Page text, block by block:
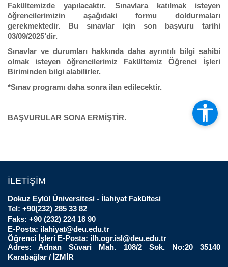
Fakültemizde yapılacaktır. Sınavlara katılmak isteyen
öğrencilerimizin aşağıdaki formu doldurmaları
gerekmektedir. Bu sınavlar için son başvuru tarihi
03/09/2025’dir.
Sınavlar ve durumları hakkında daha ayrıntılı bilgi sahibi
olmak isteyen öğrencilerimiz Fakültemiz Öğrenci İşleri
Biriminden bilgi alabilirler.
*Sınav programı daha sonra ilan edilecektir.
BAŞVURULAR SONA ERMİŞTİR.
İLETİŞİM
Dokuz Eylül Üniversitesi - İlahiyat Fakültesi
Tel: +90(232) 285 33 82
Faks: +90 (232) 224 18 90
E-Posta: ilahiyat@deu.edu.tr
Öğrenci İşleri E-Posta: ilh.ogr.isl@deu.edu.tr
Adres: Adnan Süvari Mah. 108/2 Sok. No:20 35140
Karabağlar / İZMİR